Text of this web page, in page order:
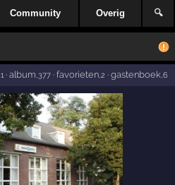
Community Overig 🔍
,1· album ,377· favorieten,2 · gastenboek,6